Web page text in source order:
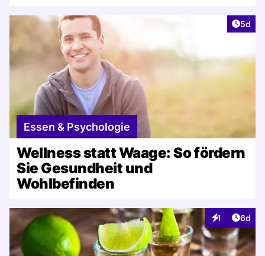
5d
Essen & Psychologie
Wellness statt Waage: So fördern
Sie Gesundheit und
Wohlbefinden
1
Interaktionen
6d